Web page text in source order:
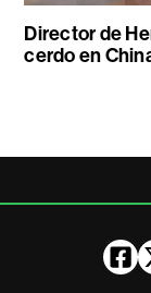
Director de
cerdo en